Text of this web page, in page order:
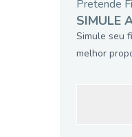
Pretende
SIMULE
Simule seu
melhor